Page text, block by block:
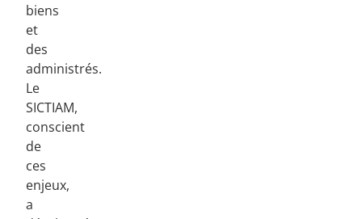
biens
et
des
administrés.
Le
SICTIAM,
conscient
de
ces
enjeux,
a